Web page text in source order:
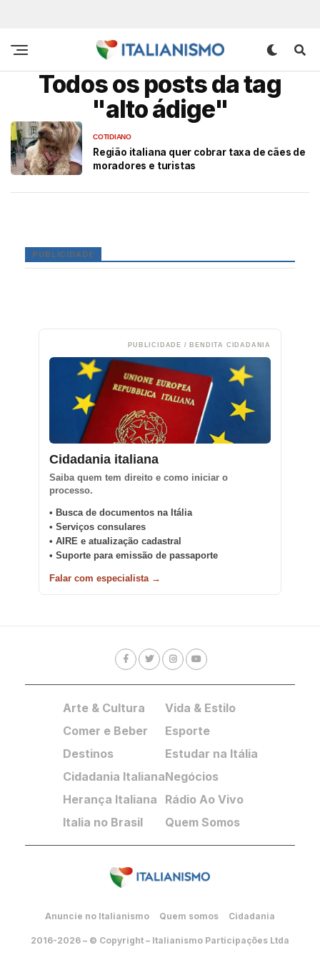
Todos os posts da tag
"alto ádige"
COTIDIANO
Região italiana quer cobrar taxa de cães de
moradores e turistas
PUBLICIDADE
PUBLICIDADE / BENDITA CIDADANIA
Cidadania italiana
Saiba quem tem direito e como iniciar o
processo.
• Busca de documentos na Itália
• Serviços consulares
• AIRE e atualização cadastral
• Suporte para emissão de passaporte
Falar com especialista →
Arte & Cultura
Comer e Beber
Destinos
Cidadania Italiana
Herança Italiana
Italia no Brasil
Vida & Estilo
Esporte
Estudar na Itália
Negócios
Rádio Ao Vivo
Quem Somos
Anuncie no Italianismo Quem somos Cidadania
2016-2026 – © Copyright – Italianismo Participações Ltda